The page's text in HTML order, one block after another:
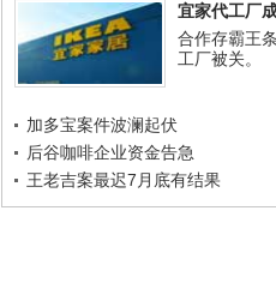
宜家代工厂
合作存霸王
工厂被关。
加多宝案件波澜起伏
后谷咖啡企业资金告急
王老吉案最迟7月底有结果